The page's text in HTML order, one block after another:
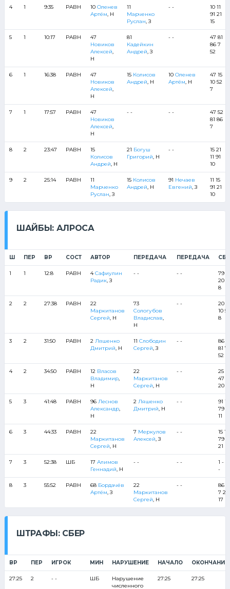
4 1 9:35 РАВН 10 Оленев
Артём , Н
11
Марченко
Руслан , З
- -
10 11
91 21
15
5 1 10:17 РАВН
47
Новиков
Алексей
Н
81
Кадейкин
Андрей , З
- -
47 81
86 7
52
6 1 16:38 РАВН
47
Новиков
Алексей
Н
15 Колисов
Андрей , Н
10 Оленев
Артём , Н
47 15
10 52
7
7 1 17:57 РАВН
47
Новиков
Алексей
Н
- - - -
47 52
81 86
7
8 2 23:47 РАВН
15
Колисов
Андрей , Н
21 Богуш
Григорий , Н
- -
15 21
11 91
10
9 2 25:14 РАВН
11
Марченко
Руслан , З
15 Колисов
Андрей , Н
91 Нечаев
Евгений , З
11 15
91 21
10
ШАЙБЫ: АЛРОСА
Ш ПЕР ВР СОСТ АВТОР ПЕРЕДАЧА ПЕРЕДАЧА
1 1 12:8 РАВН 4Сафиулин
Радик, З
- - - -
79
20
8
2 2 27:38 РАВН
22
Маркитанов
Сергей , Н
73
Сологубов
Владислав
Н
- -
20
10 58
8
3 2 31:50 РАВН 2 Ляшенко
Дмитрий , Н
11 Слободин
Сергей , З
- -
86
81 7
52
4 2 34:50 РАВН 12 Власов
Владимир,
Н
22
Маркитанов
Сергей , Н
- -
25 10
47 8
20
5 3 41:48 РАВН 96 Леснов
Александр,
Н
2 Ляшенко
Дмитрий , Н
- -
91 15
79
11
6 3 44:33 РАВН
22
Маркитанов
Сергей , Н
7 Меркулов
Алексей , З
- -
15 11
79
21
7 3 52:38 ШБ 17 Алимов
Геннадий , Н
- - - -
1 - -
-
8 3 55:52 РАВН 68 Бордачёв
Артём , З
22
Маркитанов
Сергей , Н
- -
86
7 20
17
ШТРАФЫ: СБЕР
ВР ПЕР ИГРОК МИН НАРУШЕНИЕ НАЧАЛО ОКОНЧАНИЕ
27:25 2 - - ШБ
Нарушение
численного
27:25 27:25